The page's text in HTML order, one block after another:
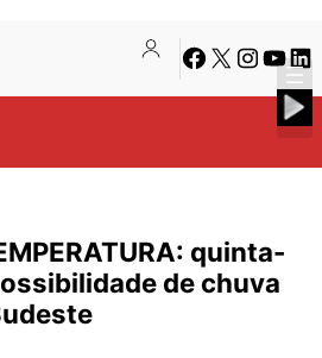
Facebook
X Instagram
quinta-
de chuva